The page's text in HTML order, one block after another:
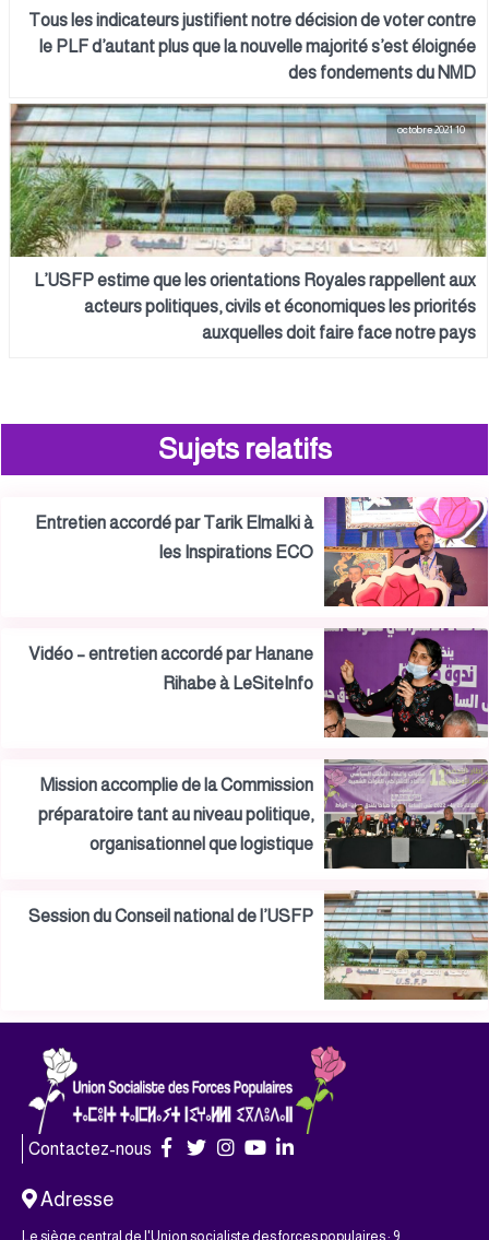
Tous les indicateurs justifient notre décision de voter contre
le PLF d’autant plus que la nouvelle majorité s’est éloignée
des fondements du NMD
10 octobre 2021
L’USFP estime que les orientations Royales rappellent aux
acteurs politiques, civils et économiques les priorités
auxquelles doit faire face notre pays
Sujets relatifs
Entretien accordé par Tarik Elmalki à
les Inspirations ECO
Vidéo – entretien accordé par Hanane
Rihabe à LeSiteInfo
Mission accomplie de la Commission
préparatoire tant au niveau politique,
organisationnel que logistique
Session du Conseil national de l’USFP
Contactez-nous
Adresse
Le siège central de l'Union socialiste des forces populaires : 9